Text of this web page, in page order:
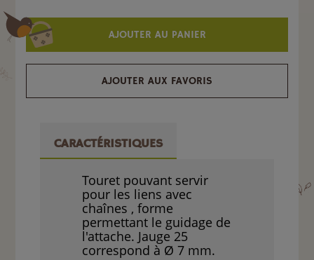
AJOUTER AU PANIER
AJOUTER AUX FAVORIS
CARACTÉRISTIQUES
Touret pouvant servir
pour les liens avec
chaînes , forme
permettant le guidage de
l'attache. Jauge 25
correspond à Ø 7 mm.